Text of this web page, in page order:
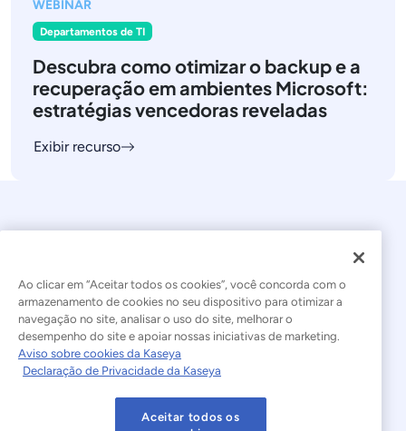
WEBINAR
Departamentos de TI
Descubra como otimizar o backup e a
recuperação em ambientes Microsoft:
estratégias vencedoras reveladas
Exibir recurso
© 2026 Kaseya. Todos os direitos reservados.
Português Brasileiro
Declaração sobre a Escravidão Moderna
Ao clicar em “Aceitar todos os cookies”, você concorda com o
armazenamento de cookies no seu dispositivo para otimizar a
navegação no site, analisar o uso do site, melhorar o
desempenho do site e apoiar nossas iniciativas de marketing.
Aviso sobre cookies da Kaseya
Declaração de Privacidade da Kaseya
Aceitar todos os